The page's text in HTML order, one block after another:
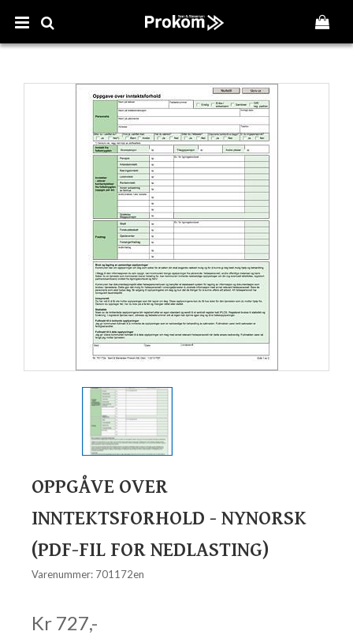
OPPGÅVE OVER
INNTEKTSFORHOLD - NYNORSK
(PDF-FIL FOR NEDLASTING)
Varenummer: 701172en
Kr 727,-